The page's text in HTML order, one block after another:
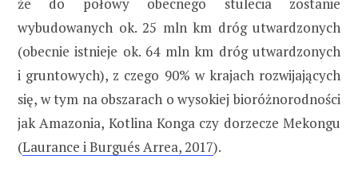
że do połowy obecnego stulecia zostanie
wybudowanych ok. 25 mln km dróg utwardzonych
(obecnie istnieje ok. 64 mln km dróg utwardzonych
i gruntowych), z czego 90% w krajach rozwijających
się, w tym na obszarach o wysokiej bioróżnorodności
jak Amazonia, Kotlina Konga czy dorzecze Mekongu
(Laurance i Burgués Arrea, 2017).